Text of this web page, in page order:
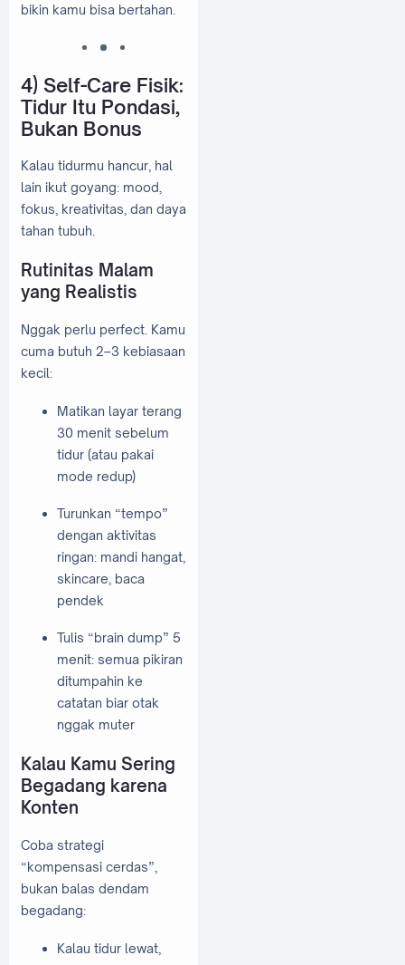
bikin kamu bisa bertahan.
4) Self-Care Fisik:
Tidur Itu Pondasi,
Bukan Bonus
Kalau tidurmu hancur, hal
lain ikut goyang: mood,
fokus, kreativitas, dan daya
tahan tubuh.
Rutinitas Malam
yang Realistis
Nggak perlu perfect. Kamu
cuma butuh 2–3 kebiasaan
kecil:
Matikan layar terang
30 menit sebelum
tidur (atau pakai
mode redup)
Turunkan “tempo”
dengan aktivitas
ringan: mandi hangat,
skincare, baca
pendek
Tulis “brain dump” 5
menit: semua pikiran
ditumpahin ke
catatan biar otak
nggak muter
Kalau Kamu Sering
Begadang karena
Konten
Coba strategi
“kompensasi cerdas”,
bukan balas dendam
begadang:
Kalau tidur lewat,